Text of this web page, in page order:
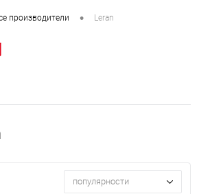
производители • Leran
популярности